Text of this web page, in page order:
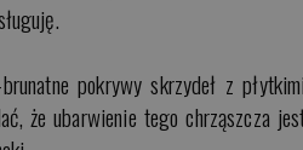
pokrywy skrzydeł z płytkimi
że ubarwienie tego chrząszcza